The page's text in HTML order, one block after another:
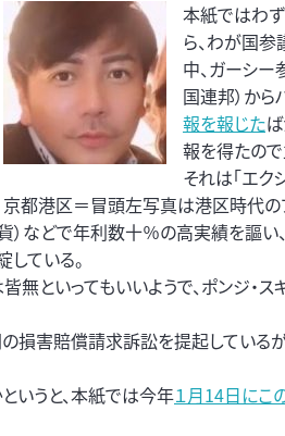
本紙ではわ
ら、わが国
中、ガーシー
国連邦）から
報を報じた
報を得たの
それは「エ
京都港区＝冒頭左写真は港区時代の
）などで年利数十％の高実績を謳い
ている。
といってもいいようで、ポンジ・
損害賠償請求訴訟を提起している
いうと、本紙では今年１月14日にこ